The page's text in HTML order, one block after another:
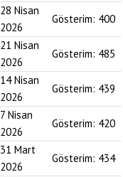
28 Nisan
2026
Gösterim: 400
21 Nisan
2026
Gösterim: 485
14 Nisan
2026
Gösterim: 439
7 Nisan
2026
Gösterim: 420
31 Mart
2026
Gösterim: 434